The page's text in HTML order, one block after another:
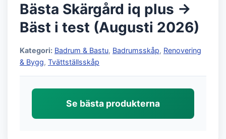
Bästa Skärgård iq plus →
Bäst i test (Augusti 2026)
Kategori: Badrum & Bastu, Badrumsskåp, Renovering
& Bygg, Tvättställsskåp
Se bästa produkterna